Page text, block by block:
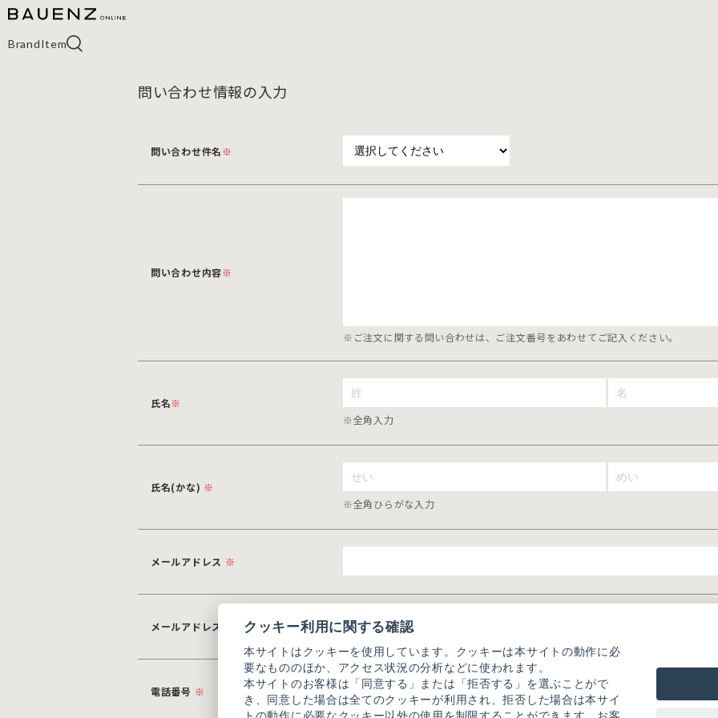
BrandItem
問い合わせ情報の入力
問い合わせ件名※
問い合わせ内容※
※ご注文に関する問い合わせは、ご注文番号をあわせてご記入ください。
氏名※
※全角入力
氏名(かな) ※
※全角ひらがな入力
メールアドレス ※
メールアドレス(確認用)※
電話番号 ※
クッキー利用に関する確認
本サイトはクッキーを使用しています。クッキーは本サイトの動作に必
要なもののほか、アクセス状況の分析などに使われます。
本サイトのお客様は「同意する」または「拒否する」を選ぶことがで
き、同意した場合は全てのクッキーが利用され、拒否した場合は本サイ